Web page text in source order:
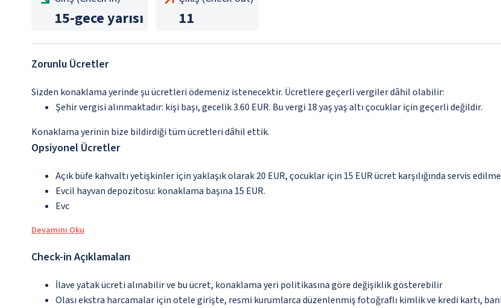
15-gece yarısı 11
Zorunlu Ücretler
Sizden konaklama yerinde şu ücretleri ödemeniz istenecektir. Ücretlere geçerli vergiler dâhil olabilir:
Şehir vergisi alınmaktadır: kişi başı, gecelik 3.60 EUR. Bu vergi 18 yaş yaş altı çocuklar için geçerli değildir.
Konaklama yerinin bize bildirdiği tüm ücretleri dâhil ettik.
Opsiyonel Ücretler
Açık büfe kahvaltı yetişkinler için yaklaşık olarak 20 EUR, çocuklar için 15 EUR ücret karşılığında servis
Evcil hayvan depozitosu: konaklama başına 15 EUR.
Evc
Devamını Oku
Check-in Açıklamaları
İlave yatak ücreti alınabilir ve bu ücret, konaklama yeri politikasına göre değişiklik gösterebilir
Olası ekstra harcamalar için otele girişte, resmi kurumlarca düzenlenmiş fotoğraflı kimlik ve kredi kartı,